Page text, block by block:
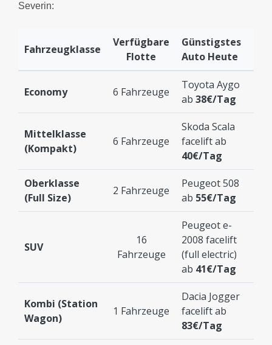
Severin:
Fahrzeugklasse
Verfügbare
Flotte
Günstigstes
Auto Heute
Economy 6 Fahrzeuge
Toyota Aygo
ab 38€/Tag
Mittelklasse
(Kompakt)
6 Fahrzeuge
Skoda Scala
facelift ab
40€/Tag
Oberklasse
(Full Size)
2 Fahrzeuge
Peugeot 508
ab 55€/Tag
SUV
16
Fahrzeuge
Peugeot e-
2008 facelift
(full electric)
ab 41€/Tag
Kombi (Station
Wagon)
1 Fahrzeuge
Dacia Jogger
facelift ab
83€/Tag